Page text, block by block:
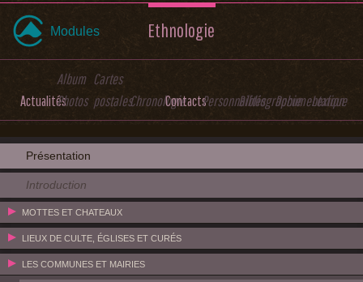
Modules Ethnologie
Actualités
Album
Photos
Cartes
postalesChronologieContactsPersonnalitésBibliographieDocumentation
Lexique
Présentation
Introduction
MOTTES ET CHATEAUX
LIEUX DE CULTE, ÉGLISES ET CURÉS
LES COMMUNES ET MAIRIES